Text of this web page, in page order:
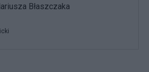
Błaszczaka